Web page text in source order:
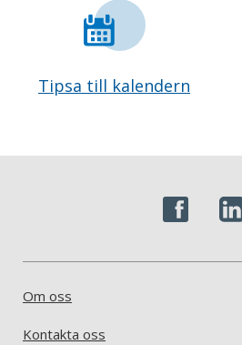
Tipsa till kalendern
Om oss
Kontakta oss